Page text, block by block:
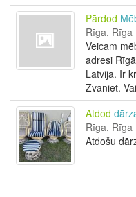
Pārdod
Rīga, Rīga
Veicam
adresi
Latvijā. Ir
Zvaniet.
Atdod
Rīga, Rīga
Atdošu